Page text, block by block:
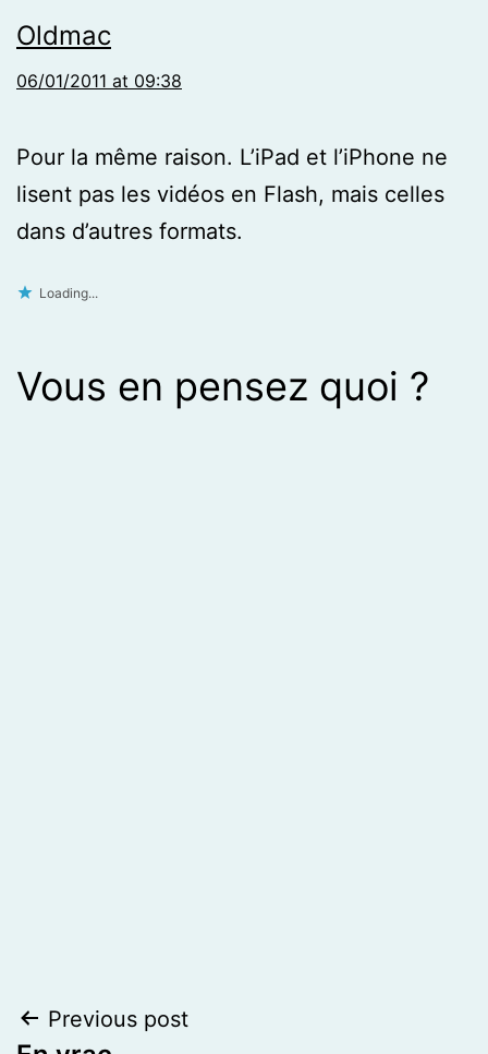
Oldmac
06/01/2011 at 09:38
Pour la même raison. L’iPad et l’iPhone ne
lisent pas les vidéos en Flash, mais celles
dans d’autres formats.
Loading...
Vous en pensez quoi ?
Post
Previous post